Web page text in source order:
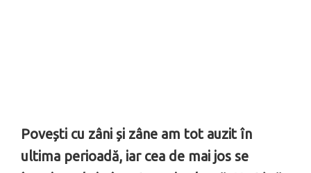
Povești cu zâni și zâne am tot auzit în
ultima perioadă, iar cea de mai jos se